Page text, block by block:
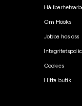
Om Hööks
Jobba hos oss
Cookies
Hitta butik